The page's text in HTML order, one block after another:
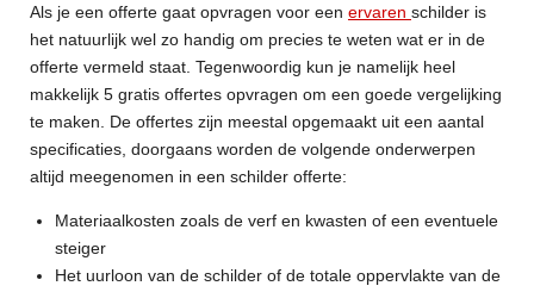
Als je een offerte gaat opvragen voor een ervaren schilder is
het natuurlijk wel zo handig om precies te weten wat er in de
offerte vermeld staat. Tegenwoordig kun je namelijk heel
makkelijk 5 gratis offertes opvragen om een goede vergelijking
te maken. De offertes zijn meestal opgemaakt uit een aantal
specificaties, doorgaans worden de volgende onderwerpen
altijd meegenomen in een schilder offerte:
Materiaalkosten zoals de verf en kwasten of een eventuele
steiger
Het uurloon van de schilder of de totale oppervlakte van de